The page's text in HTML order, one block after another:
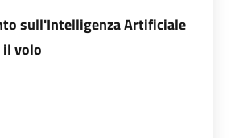
sull'Intelligenza Artificiale
il volo